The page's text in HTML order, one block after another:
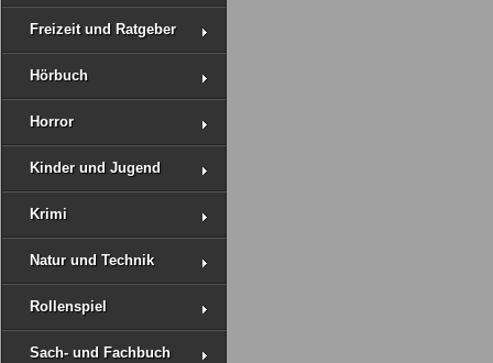
Freizeit und Ratgeber
Hörbuch
Horror
Kinder und Jugend
Krimi
Natur und Technik
Rollenspiel
Sach- und Fachbuch